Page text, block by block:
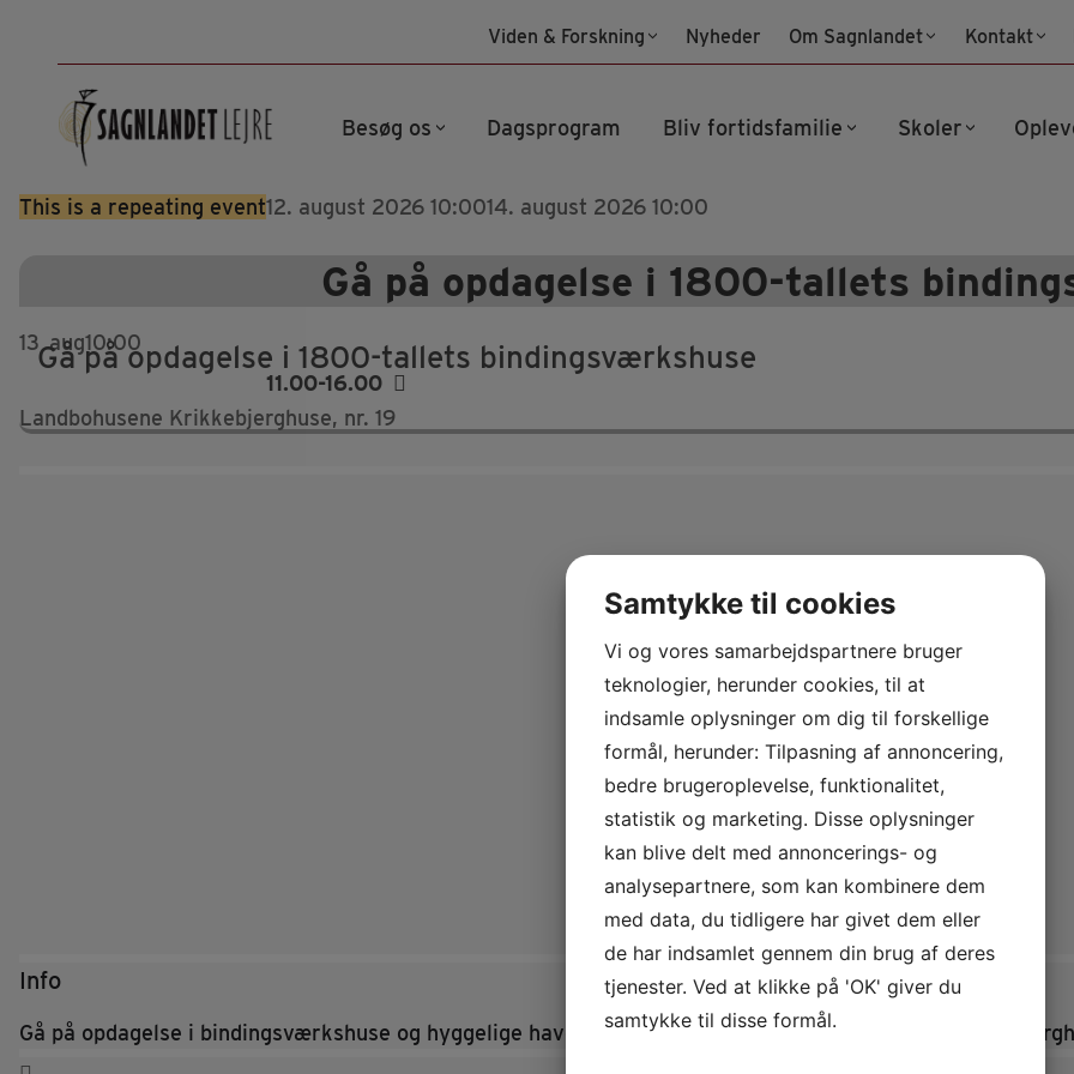
indhold
Viden & Forskning Nyheder Om Sagnlandet Kontakt
Besøg os Dagsprogram Bliv fortidsfamilie Skoler
This is a repeating event12. august 2026 10:0014. august 2026 10:00
Gå på opdagelse i 1800-tallets
13 aug10:00
Gå på opdagelse i 1800-tallets bindingsværkshuse
11.00-16.00
Landbohusene Krikkebjerghuse, nr. 19
Info
Gå på opdagelse i bindingsværkshuse og hyggelige haver i Sagnlandet Lejres 1800-tals miljø
Samtykke til cookies
Vi og vores samarbejdspartnere bruger
teknologier, herunder cookies, til at
indsamle oplysninger om dig til forskellige
formål, herunder: Tilpasning af annoncering,
bedre brugeroplevelse, funktionalitet,
statistik og marketing. Disse oplysninger
kan blive delt med annoncerings- og
analysepartnere, som kan kombinere dem
med data, du tidligere har givet dem eller
de har indsamlet gennem din brug af deres
tjenester. Ved at klikke på 'OK' giver du
samtykke til disse formål.